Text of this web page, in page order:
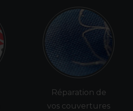
Réparation de
vos couvertures